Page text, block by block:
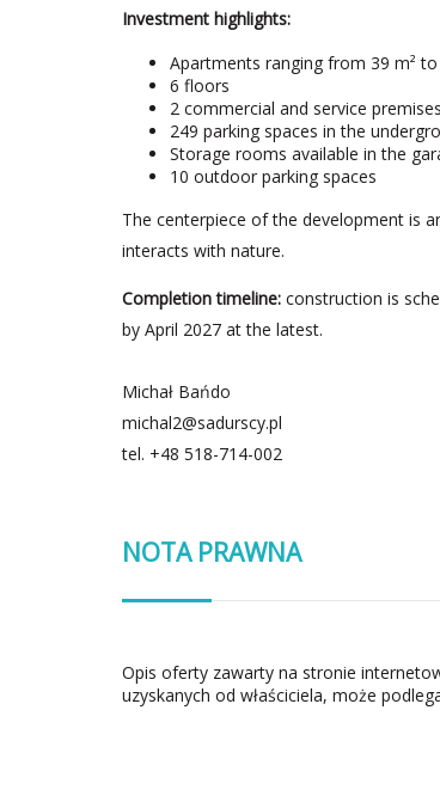
Investment highlights:
Apartments ranging from 39 m² to
6 floors
2 commercial and service premises
249 parking spaces in the
Storage rooms available in the
10 outdoor parking spaces
The centerpiece of the development is
interacts with nature.
Completion timeline: construction is
by April 2027 at the latest.
Michał Bańdo
michal2@sadurscy.pl
tel. +48 518-714-002
NOTA PRAWNA
Opis oferty zawarty na stronie
uzyskanych od właściciela, może